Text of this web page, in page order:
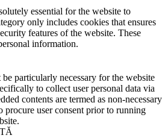
essential for the website to
only includes cookies that ensures
features of the website. These
information.
particularly necessary for the website
to collect user personal data via
contents are termed as non-necessary
procure user consent prior to running